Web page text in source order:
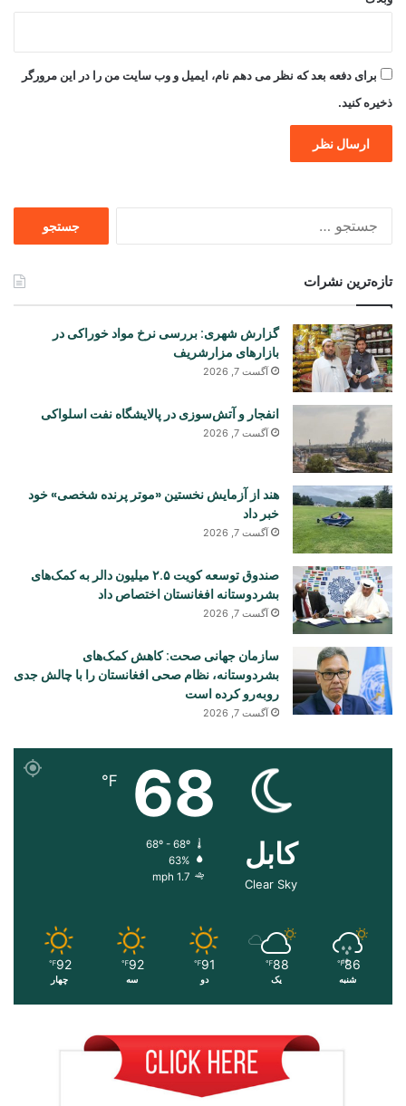
برای دفعه بعد که نظر می دهم نام، ایمیل و وب سایت من را در این مرورگر
ذخیره کنید.
تازه‌ترین نشرات
گزارش شهری: بررسی نرخ مواد خوراکی در
بازارهای مزارشریف
آگست 7, 2026
انفجار و آتش‌سوزی در پالایشگاه نفت اسلواکی
آگست 7, 2026
هند از آزمایش نخستین «موتر پرنده شخصی» خود
خبر داد
آگست 7, 2026
صندوق توسعه کویت ۲.۵ میلیون دالر به کمک‌های
بشردوستانه افغانستان اختصاص داد
آگست 7, 2026
سازمان جهانی صحت: کاهش کمک‌های
بشردوستانه، نظام صحی افغانستان را با چالش جدی
روبه‌رو کرده است
آگست 7, 2026
کابل
Clear Sky
68
℉
68º - 68º
63%
1.7 mph
86
℉
شنبه
88
℉
یک
91
℉
دو
92
℉
سه
92
℉
چهار